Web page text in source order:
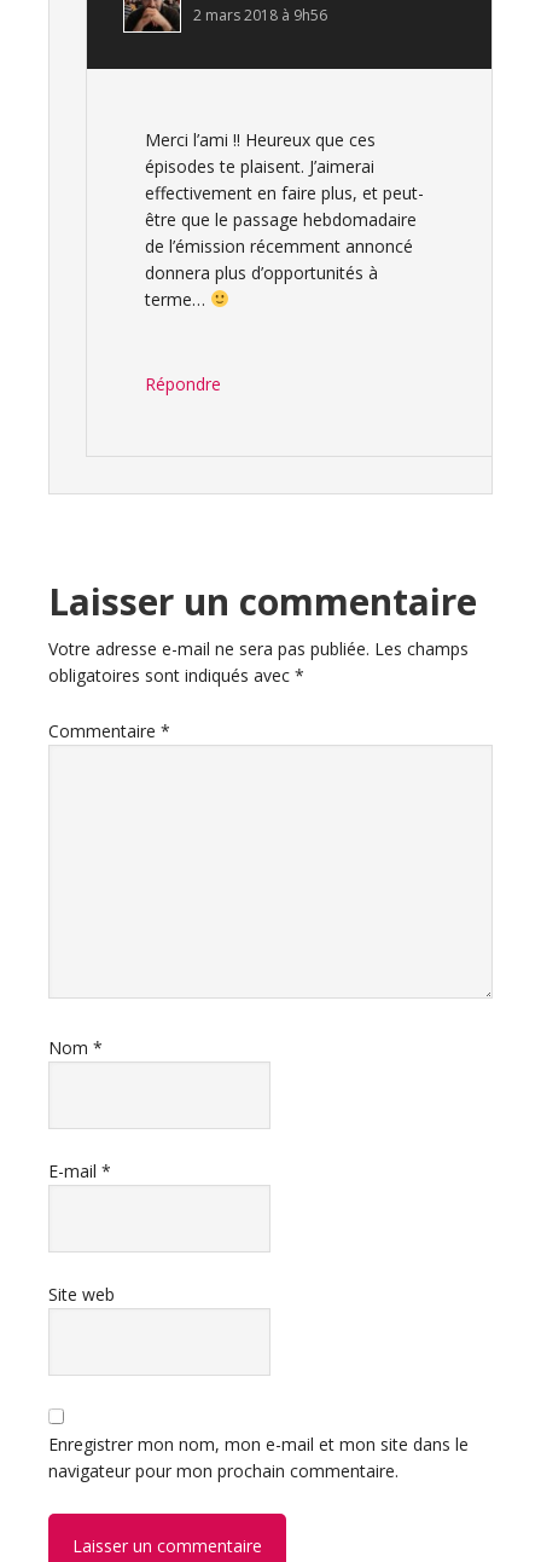
2 mars 2018 à 9h56
Merci l’ami !! Heureux que ces
épisodes te plaisent. J’aimerai
effectivement en faire plus, et peut-
être que le passage hebdomadaire
de l’émission récemment annoncé
donnera plus d’opportunités à
terme…
Répondre
Laisser un commentaire
Votre adresse e-mail ne sera pas publiée. Les champs
obligatoires sont indiqués avec *
Commentaire *
Nom *
E-mail *
Site web
Enregistrer mon nom, mon e-mail et mon site dans le
navigateur pour mon prochain commentaire.